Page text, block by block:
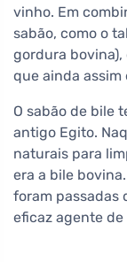
vinho. Em
sabão, como o
gordura bovina),
que ainda assim
O sabão de bile
antigo Egito.
naturais para
era a bile
foram passadas
eficaz agente